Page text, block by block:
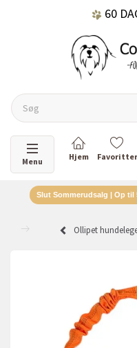
60
Skifte navigation
Menu
Slut Sommerudsalg | Op til
Ollipet